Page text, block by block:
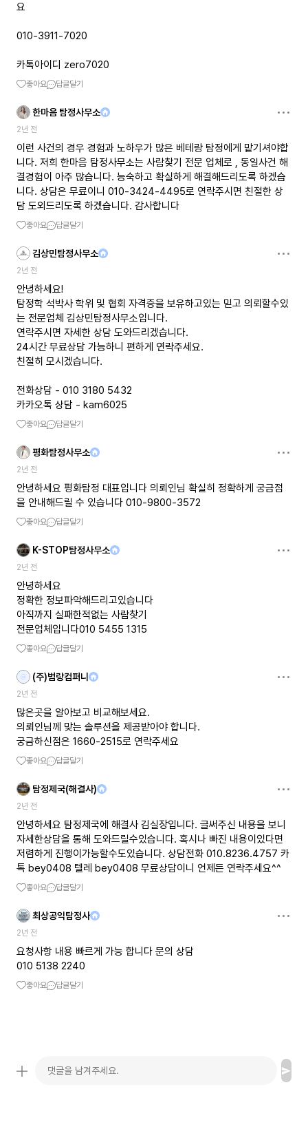
요
010-3911-7020
카톡아이디 zero7020
좋아요 답글달기
한마음 탐정사무소
2년 전
이런 사건의 경우 경험과 노하우가 많은 베테랑 탐정에게 맡기셔야합
니다. 저희 한마음 탐정사무소는 사람찾기 전문 업체로 , 동일사건 해
결경험이 아주 많습니다. 능숙하고 확실하게 해결해드리도록 하겠습
니다. 상담은 무료이니 010-3424-4495로 연락주시면 친절한 상
담 도외드리도록 하겠습니다. 감사합니다
좋아요 답글달기
김상민탐정사무소
2년 전
안녕하세요!
탐정학 석박사 학위 및 협회 자격증을 보유하고있는 믿고 의뢰할수있
는 전문업체 김상민탐정사무소입니다.
연락주시면 자세한 상담 도와드리겠습니다.
24시간 무료상담 가능하니 편하게 연락주세요.
친절히 모시겠습니다.
전화상담 - 010 3180 5432
카카오톡 상담 - kam6025
좋아요 답글달기
평화탐정사무소
2년 전
안녕하세요 평화탐정 대표입니다 의뢰인님 확실히 정확하게 궁금점
을 안내해드릴 수 있습니다 010-9800-3572
좋아요 답글달기
K-STOP탐정사무소
2년 전
안녕하세요
정확한 정보파악해드리고있습니다
아직까지 실패한적없는 사람찾기
전문업체입니다010 5455 1315
좋아요 답글달기
(주)범랑컴퍼니
2년 전
많은곳을 알아보고 비교해보세요.
의뢰인님께 맞는 솔루션을 제공받아야 합니다.
궁금하신점은 1660-2515로 연락주세요
좋아요 답글달기
탐정제국(해결사)
2년 전
안녕하세요 탐정제국에 해결사 김실장입니다. 글써주신 내용을 보니
자세한상담을 통해 도와드릴수있습니다. 혹시나 빠진 내용이있다면
저렴하게 진행이가능할수도있습니다. 상담전화 010.8236.4757 카
톡 bey0408 텔레 bey0408 무료상담이니 언제든 연락주세요^^
좋아요 답글달기
최상공익탐정사
2년 전
요청사항 내용 빠르게 가능 합니다 문의 상담
010 5138 2240
좋아요 답글달기